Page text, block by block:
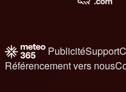
PublicitéSupport
Référencement vers nous